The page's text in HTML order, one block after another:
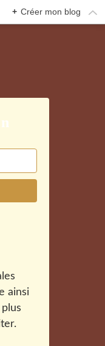
+ Créer mon blog
ainsi